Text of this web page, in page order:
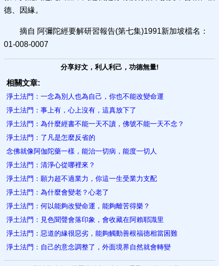
德、因緣。
摘自 阿彌陀經要解研習報告(第七集)1991新加坡檔名：
01-008-0007
分享好文，利人利己，功德無量!
相關文章:
淨土法門：一念為別人也為自己，你也不能改變命運
淨土法門：事上有，心上沒有，這真放下了
淨土法門：為什麼經書不能一天不讀，佛號不能一天不念？
淨土法門：了凡是怎麼反省的
念佛就像阿伽陀藥一樣，能治一切病，能度一切人
淨土法門：清淨心從哪裡來？
淨土法門：願力超不過業力，你這一生受業力支配
淨土法門：為什麼會變老？心老了
淨土法門：何以能夠改變命運，能夠離苦得樂？
淨土法門：見色聞聲會落印象，會收藏在阿賴耶識里
淨土法門：惡道的緣很惡劣，能夠觸動善根福德相當困難
淨土法門：自己的意念調整了，外面境界自然就會轉變